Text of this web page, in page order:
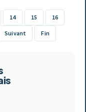
14 15 16
Suivant Fin